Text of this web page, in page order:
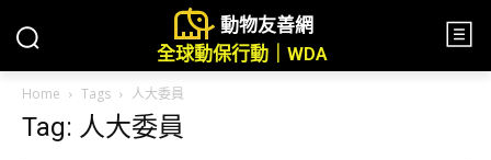
動物友善網
全球動保行動｜WDA
Home Tags 人大委員
Tag: 人大委員